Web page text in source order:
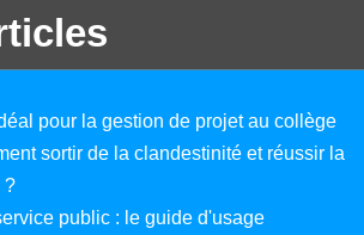
pour la gestion de projet au collège
sortir de la clandestinité et réussir la
?
public : le guide d'usage